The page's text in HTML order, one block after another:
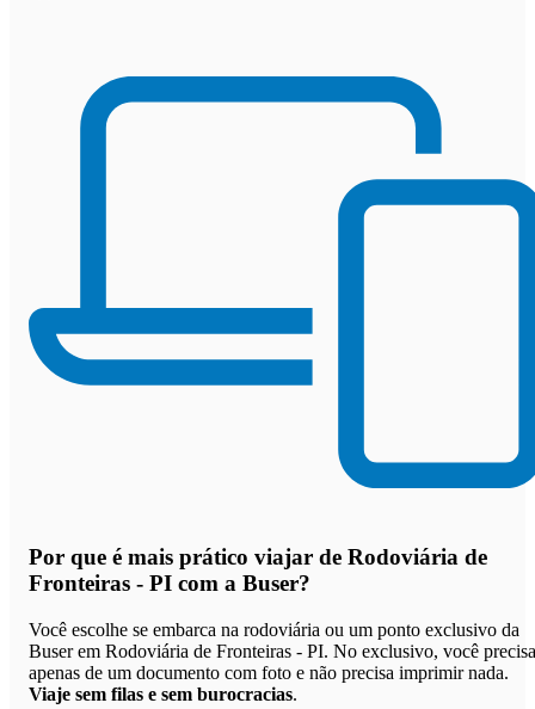
Por que é mais prático viajar de Rodoviária de
Fronteiras - PI com a Buser?
Você escolhe se embarca na rodoviária ou um ponto exclusivo da
Buser em Rodoviária de Fronteiras - PI. No exclusivo, você precisa
apenas de um documento com foto e não precisa imprimir nada.
Viaje sem filas e sem burocracias.